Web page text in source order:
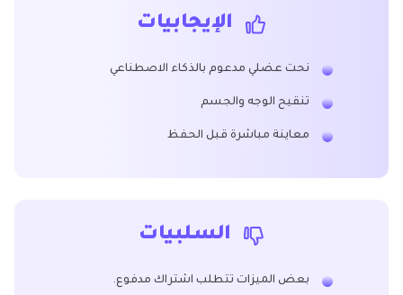
الإيجابيات
نحت عضلي مدعوم بالذكاء الاصطناعي
تنقيح الوجه والجسم
معاينة مباشرة قبل الحفظ
السلبيات
بعض الميزات تتطلب اشتراك مدفوع.